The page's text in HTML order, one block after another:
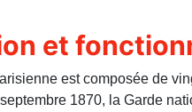
et
est composée de
septembre 1870, la Garde